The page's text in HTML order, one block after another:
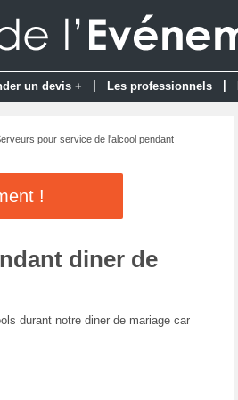
un devis + Les professionnels
pour service de l'alcool pendant
!
diner de
durant notre diner de mariage car